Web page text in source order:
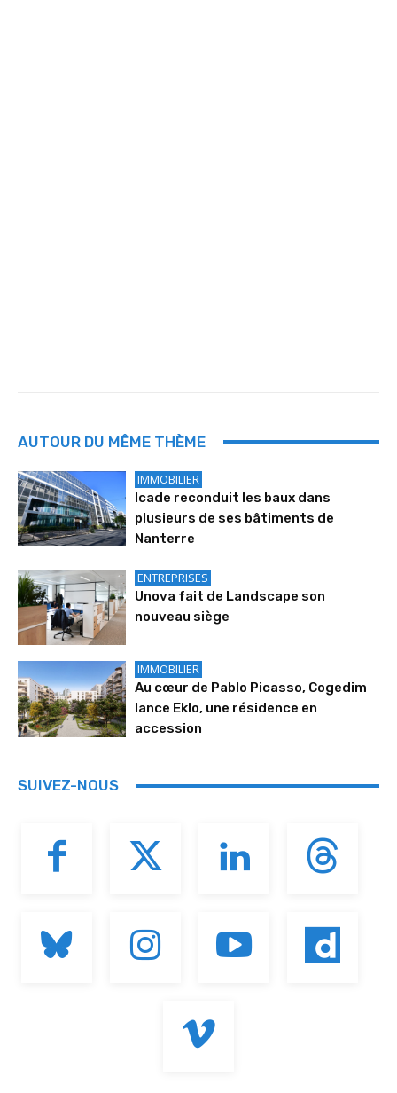
AUTOUR DU MÊME THÈME
IMMOBILIER
Icade reconduit les baux dans
plusieurs de ses bâtiments de
Nanterre
ENTREPRISES
Unova fait de Landscape son
nouveau siège
IMMOBILIER
Au cœur de Pablo Picasso, Cogedim
lance Eklo, une résidence en
accession
SUIVEZ-NOUS